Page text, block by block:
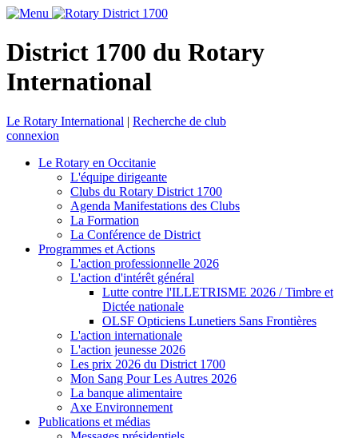
District 1700 du Rotary
International
Le Rotary International | Recherche de club
connexion
Le Rotary en Occitanie
L'équipe dirigeante
Clubs du Rotary District 1700
Agenda Manifestations des Clubs
La Formation
La Conférence de District
Programmes et Actions
L'action professionnelle 2026
L'action d'intérêt général
Lutte contre l'ILLETRISME 2026 / Timbre et
Dictée nationale
OLSF Opticiens Lunetiers Sans Frontières
L'action internationale
L'action jeunesse 2026
Les prix 2026 du District 1700
Mon Sang Pour Les Autres 2026
La banque alimentaire
Axe Environnement
Publications et médias